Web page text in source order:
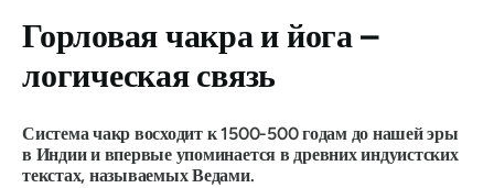
Горловая чакра и йога –
логическая связь
Система чакр восходит к 1500-500 годам до нашей эры
в Индии и впервые упоминается в древних индуистских
текстах, называемых Ведами.